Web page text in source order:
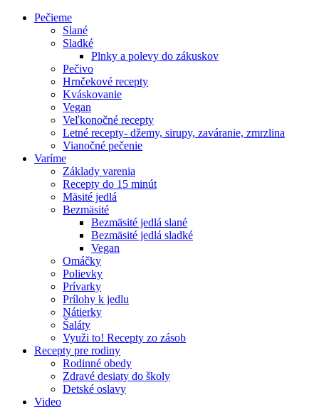
Pečieme
Slané
Sladké
Plnky a polevy do zákuskov
Pečivo
Hrnčekové recepty
Kváskovanie
Vegan
Veľkonočné recepty
Letné recepty- džemy, sirupy, zaváranie, zmrzlina
Vianočné pečenie
Varíme
Základy varenia
Recepty do 15 minút
Mäsité jedlá
Bezmäsité
Bezmäsité jedlá slané
Bezmäsité jedlá sladké
Vegan
Omáčky
Polievky
Prívarky
Prílohy k jedlu
Nátierky
Šaláty
Využi to! Recepty zo zásob
Recepty pre rodiny
Rodinné obedy
Zdravé desiaty do školy
Detské oslavy
Video